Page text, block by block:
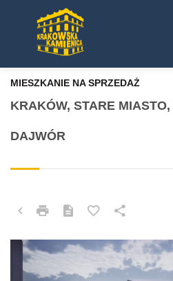
KRAKÓW, STARE
DAJWÓR
MIESZKANIE NA SPRZEDAŻ